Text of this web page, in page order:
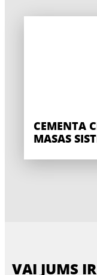
CEMENTA
MASAS
VAI JUMS